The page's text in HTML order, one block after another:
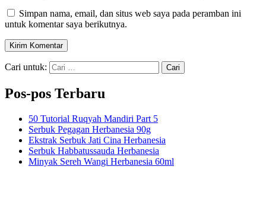
Simpan nama, email, dan situs web saya pada peramban ini
untuk komentar saya berikutnya.
Cari untuk:
Pos-pos Terbaru
50 Tutorial Ruqyah Mandiri Part 5
Serbuk Pegagan Herbanesia 90g
Ekstrak Serbuk Jati Cina Herbanesia
Serbuk Habbatussauda Herbanesia
Minyak Sereh Wangi Herbanesia 60ml